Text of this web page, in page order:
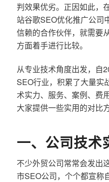
判效果优劣。正因如此，
站谷歌SEO优化推广公司
信赖的合作伙伴，就需要
方面着手进行比较。
从专业技术角度出发，自
SEO行业，积累了大量实
术实力、服务、案例、费
大家提供一些实用的对比方
一、公司技术
不少外贸公司常常会发出
市SEO公司，个个都宣称